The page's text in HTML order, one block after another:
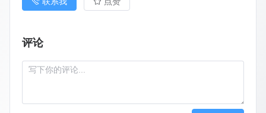
评论